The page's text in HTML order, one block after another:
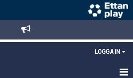
LOGGA IN